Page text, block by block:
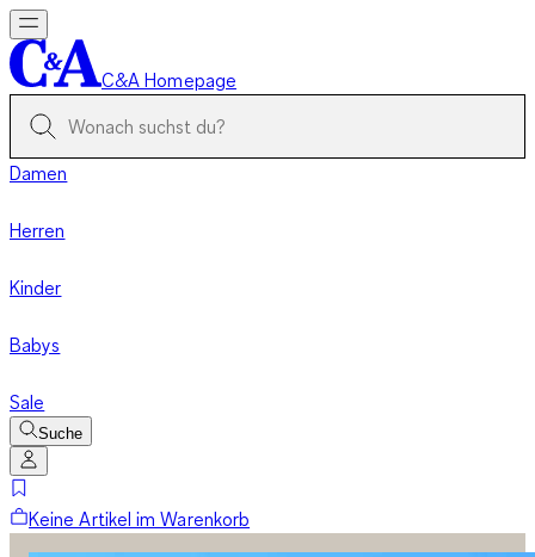
C&A Homepage
Damen
Herren
Kinder
Babys
Sale
Suche
Keine Artikel im Warenkorb